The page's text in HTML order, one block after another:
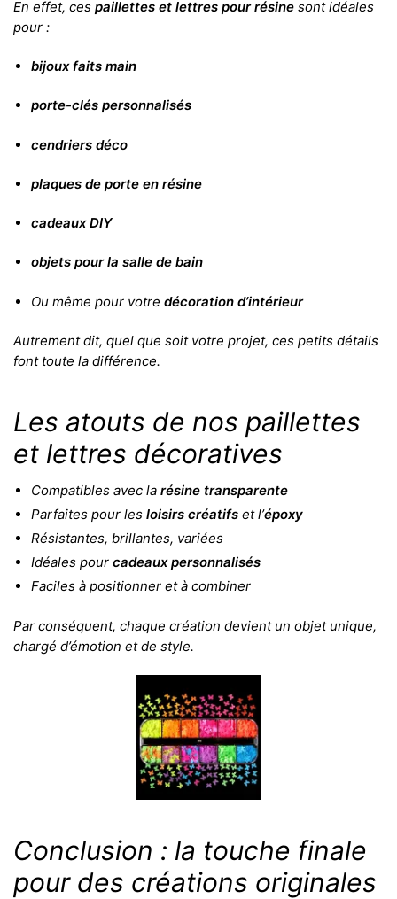
En effet, ces paillettes et lettres pour résine sont idéales
pour :
bijoux faits main
porte-clés personnalisés
cendriers déco
plaques de porte en résine
cadeaux DIY
objets pour la salle de bain
Ou même pour votre décoration d’intérieur
Autrement dit, quel que soit votre projet, ces petits détails
font toute la différence.
Les atouts de nos paillettes
et lettres décoratives
Compatibles avec la résine transparente
Parfaites pour les loisirs créatifs et l’époxy
Résistantes, brillantes, variées
Idéales pour cadeaux personnalisés
Faciles à positionner et à combiner
Par conséquent, chaque création devient un objet unique,
chargé d’émotion et de style.
Conclusion : la touche finale
pour des créations originales